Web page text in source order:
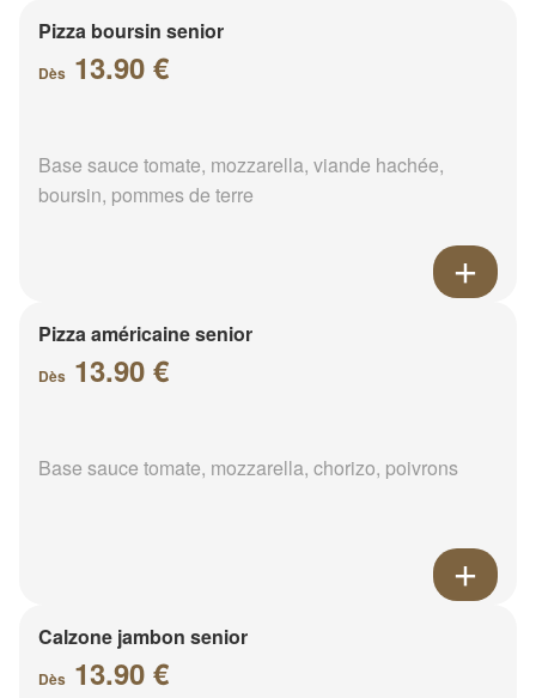
Pizza boursin senior
Dès 13.90 €
Base sauce tomate, mozzarella, viande hachée,
boursin, pommes de terre
Pizza américaine senior
Dès 13.90 €
Base sauce tomate, mozzarella, chorizo, poivrons
Calzone jambon senior
Dès 13.90 €